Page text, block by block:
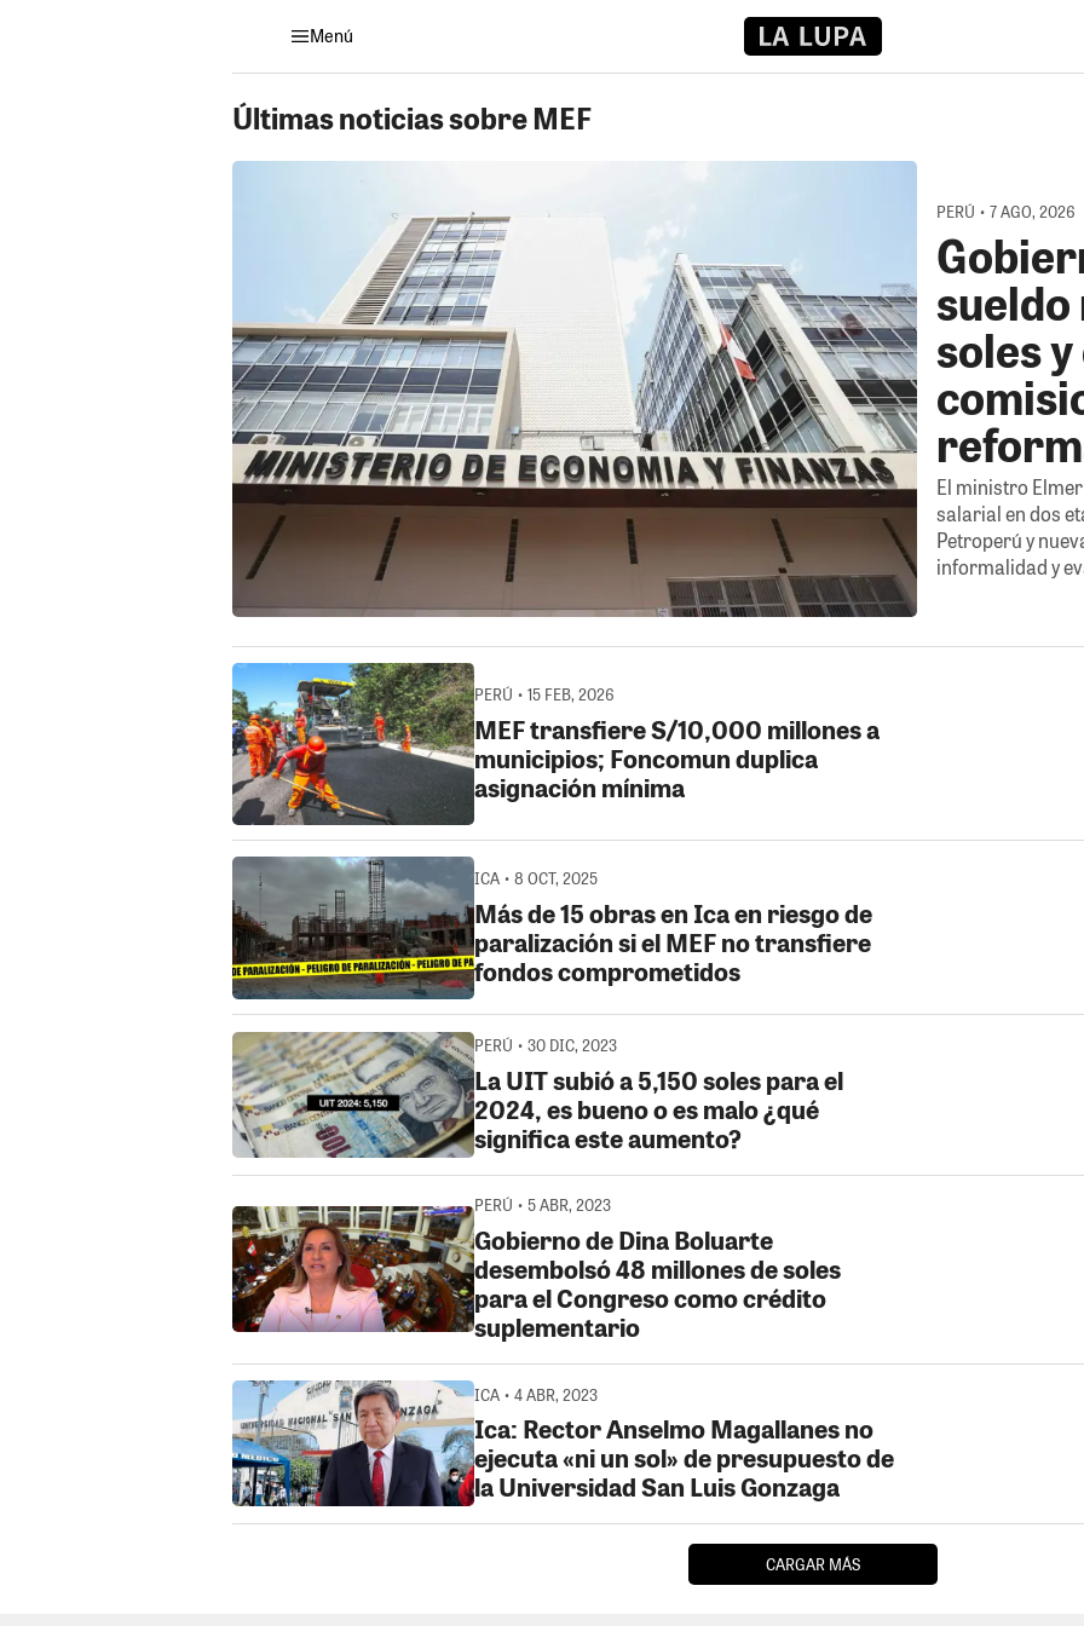
Menú
Últimas noticias sobre MEF
PERÚ • 7 AGO, 2026
sueldo
soles
El ministro
salarial en dos
Petroperú y
informalidad y
PERÚ • 15 FEB, 2026
MEF transfiere S/10,000 millones a
municipios; Foncomun duplica
asignación mínima
ICA • 8 OCT, 2025
Más de 15 obras en Ica en riesgo de
paralización si el MEF no transfiere
fondos comprometidos
PERÚ • 30 DIC, 2023
La UIT subió a 5,150 soles para el
2024, es bueno o es malo ¿qué
significa este aumento?
PERÚ • 5 ABR, 2023
Gobierno de Dina Boluarte
desembolsó 48 millones de soles
para el Congreso como crédito
suplementario
ICA • 4 ABR, 2023
Ica: Rector Anselmo Magallanes no
ejecuta «ni un sol» de presupuesto de
la Universidad San Luis Gonzaga
CARGAR MÁS